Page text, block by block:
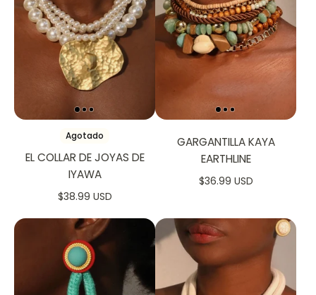
Agotado
EL COLLAR DE JOYAS DE
IYAWA
$38.99 USD
GARGANTILLA KAYA
EARTHLINE
$36.99 USD